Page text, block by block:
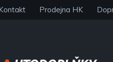
Prodejna HK